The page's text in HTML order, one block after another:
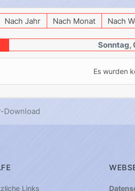
Nach Jahr Nach Monat Nach
Sonntag,
Es wurden
Download
Links